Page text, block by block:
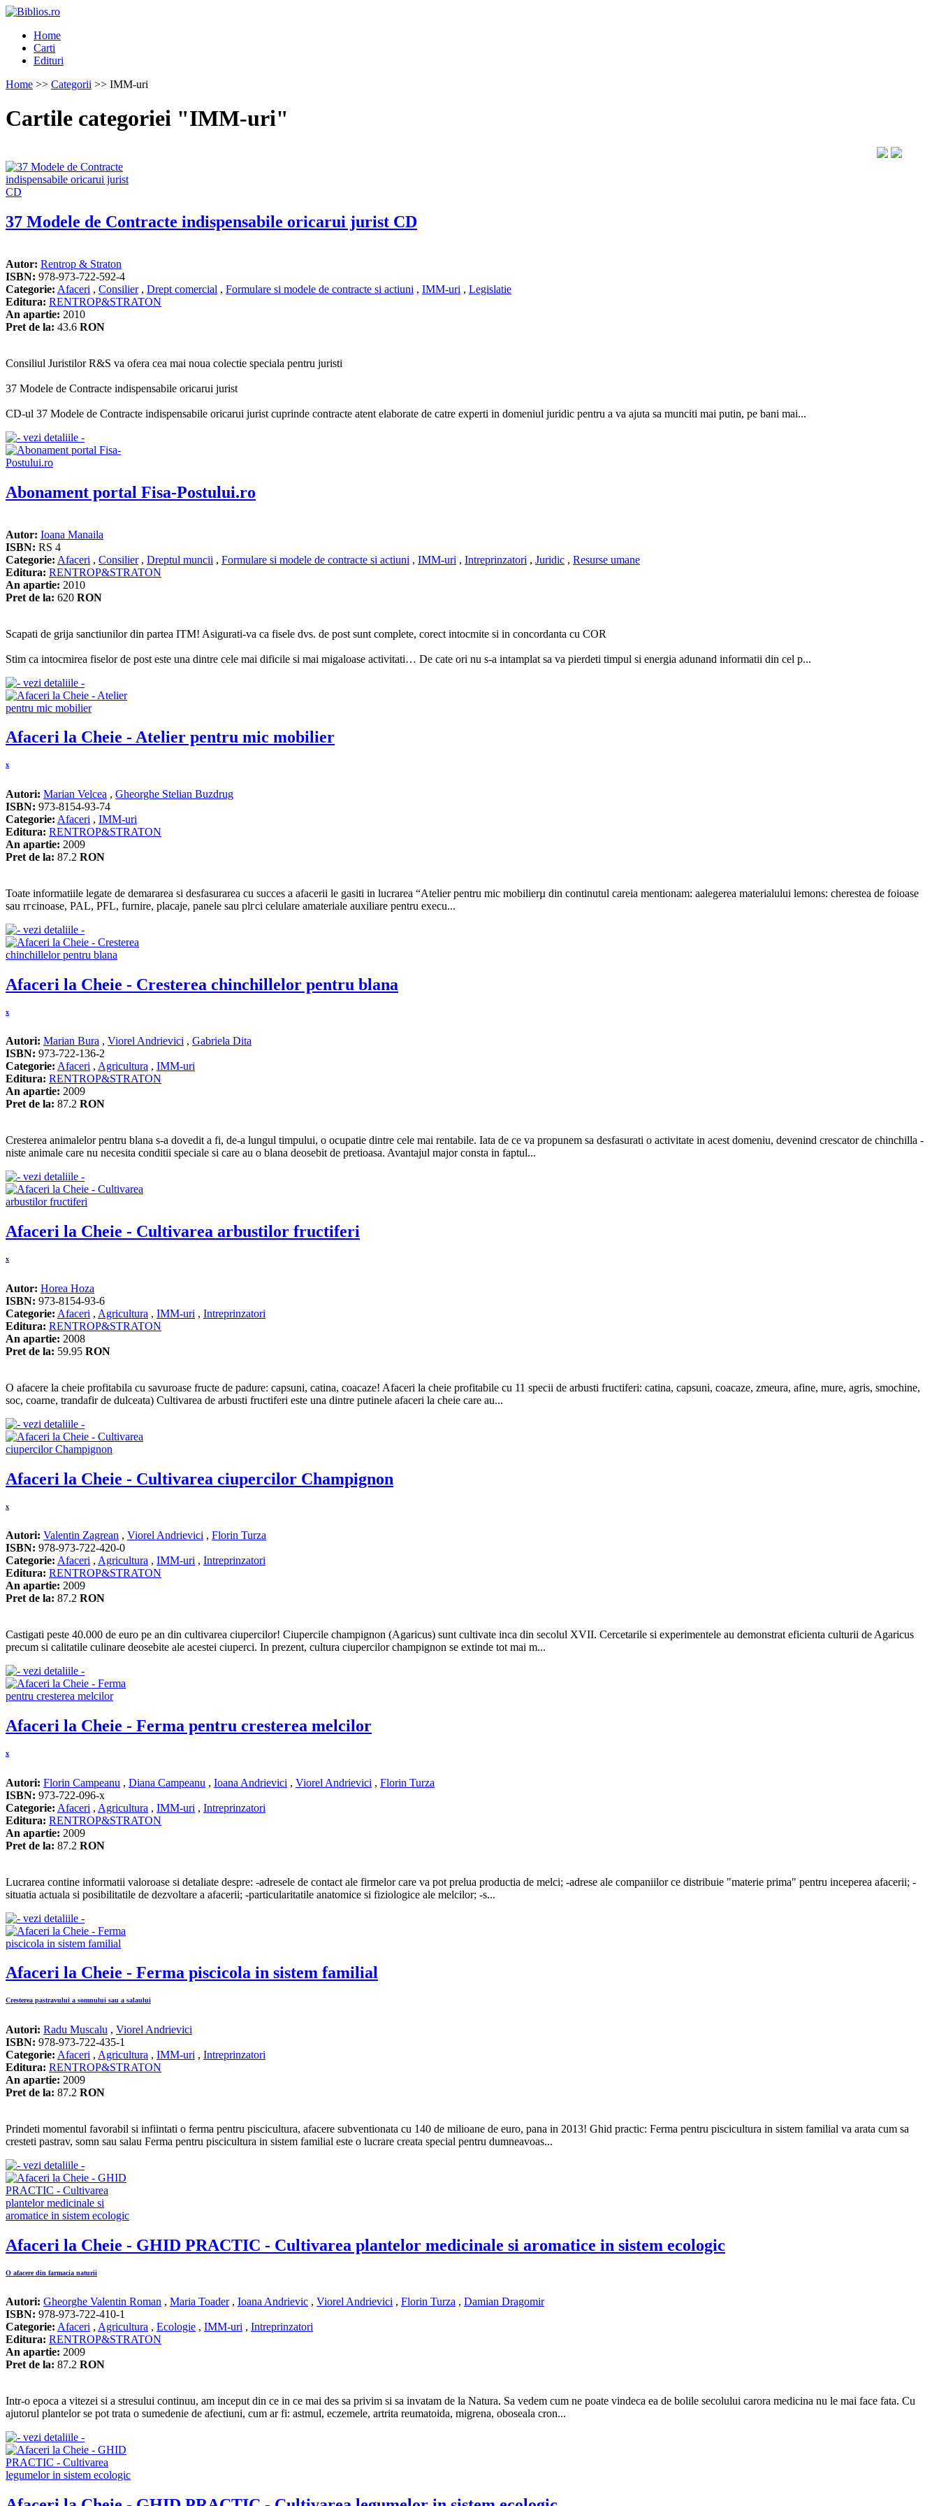
Home
Carti
Edituri
Home >> Categorii >> IMM-uri
Cartile categoriei "IMM-uri"
37 Modele de Contracte indispensabile oricarui jurist CD
Autor: Rentrop & Straton
ISBN: 978-973-722-592-4
Categorie: Afaceri , Consilier, Drept comercial , Formulare si modele de contracte si actiuni , IMM-uri , Legislatie
Editura: RENTROP&STRATON
An apartie: 2010
Pret de la: 43.6 RON
Consiliul Juristilor R&S va ofera cea mai noua colectie speciala pentru juristi
37 Modele de Contracte indispensabile oricarui jurist
CD-ul 37 Modele de Contracte indispensabile oricarui jurist cuprinde contracte atent elaborate de catre experti in domeniul juridic pentru a va ajuta sa munciti mai putin, pe bani mai...
Abonament portal Fisa-Postului.ro
Autor: Ioana Manaila
ISBN: RS 4
Categorie: Afaceri , Consilier, Dreptul muncii , Formulare si modele de contracte si actiuni , IMM-uri , Intreprinzatori , Juridic , Resurse umane
Editura: RENTROP&STRATON
An apartie: 2010
Pret de la: 620 RON
Scapati de grija sanctiunilor din partea ITM! Asigurati-va ca fisele dvs. de post sunt complete, corect intocmite si in concordanta cu COR
Stim ca intocmirea fiselor de post este una dintre cele mai dificile si mai migaloase activitati… De cate ori nu s-a intamplat sa va pierdeti timpul si energia adunand informatii din cel p...
Afaceri la Cheie - Atelier pentru mic mobilier
x
Autori: Marian Velcea , Gheorghe Stelian Buzdrug
ISBN: 973-8154-93-74
Categorie: Afaceri , IMM-uri
Editura: RENTROP&STRATON
An apartie: 2009
Pret de la: 87.2 RON
Toate informatiile legate de demararea si desfasurarea cu succes a afacerii le gasiti in lucrarea “Atelier pentru mic mobilierµ din continutul careia mentionam: aalegerea materialului lemons: cherestea de foioase
sau rгєinoase, PAL, PFL, furnire, placaje, panele sau plгci celulare amateriale auxiliare pentru execu...
Afaceri la Cheie - Cresterea chinchillelor pentru blana
x
Autori: Marian Bura , Viorel Andrievici , Gabriela Dita
ISBN: 973-722-136-2
Categorie: Afaceri , Agricultura , IMM-uri
Editura: RENTROP&STRATON
An apartie: 2009
Pret de la: 87.2 RON
Cresterea animalelor pentru blana s-a dovedit a fi, de-a lungul timpului, o ocupatie dintre cele mai rentabile. Iata de ce va propunem sa desfasurati o activitate in acest domeniu, devenind crescator de chinchilla -
niste animale care nu necesita conditii speciale si care au o blana deosebit de pretioasa. Avantajul major consta in faptul...
Afaceri la Cheie - Cultivarea arbustilor fructiferi
x
Autor: Horea Hoza
ISBN: 973-8154-93-6
Categorie: Afaceri , Agricultura , IMM-uri , Intreprinzatori
Editura: RENTROP&STRATON
An apartie: 2008
Pret de la: 59.95 RON
O afacere la cheie profitabila cu savuroase fructe de padure: capsuni, catina, coacaze! Afaceri la cheie profitabile cu 11 specii de arbusti fructiferi: catina, capsuni, coacaze, zmeura, afine, mure, agris, smochine,
soc, coarne, trandafir de dulceata) Cultivarea de arbusti fructiferi este una dintre putinele afaceri la cheie care au...
Afaceri la Cheie - Cultivarea ciupercilor Champignon
x
Autori: Valentin Zagrean , Viorel Andrievici , Florin Turza
ISBN: 978-973-722-420-0
Categorie: Afaceri , Agricultura , IMM-uri , Intreprinzatori
Editura: RENTROP&STRATON
An apartie: 2009
Pret de la: 87.2 RON
Castigati peste 40.000 de euro pe an din cultivarea ciupercilor! Ciupercile champignon (Agaricus) sunt cultivate inca din secolul XVII. Cercetarile si experimentele au demonstrat eficienta culturii de Agaricus
precum si calitatile culinare deosebite ale acestei ciuperci. In prezent, cultura ciupercilor champignon se extinde tot mai m...
Afaceri la Cheie - Ferma pentru cresterea melcilor
x
Autori: Florin Campeanu , Diana Campeanu , Ioana Andrievici , Viorel Andrievici , Florin Turza
ISBN: 973-722-096-x
Categorie: Afaceri , Agricultura , IMM-uri , Intreprinzatori
Editura: RENTROP&STRATON
An apartie: 2009
Pret de la: 87.2 RON
Lucrarea contine informatii valoroase si detaliate despre: -adresele de contact ale firmelor care va pot prelua productia de melci; -adrese ale companiilor ce distribuie "materie prima" pentru inceperea afacerii; -
situatia actuala si posibilitatile de dezvoltare a afacerii; -particularitatile anatomice si fiziologice ale melcilor; -s...
Afaceri la Cheie - Ferma piscicola in sistem familial
Cresterea pastravului a somnului sau a salaului
Autori: Radu Muscalu , Viorel Andrievici
ISBN: 978-973-722-435-1
Categorie: Afaceri , Agricultura , IMM-uri , Intreprinzatori
Editura: RENTROP&STRATON
An apartie: 2009
Pret de la: 87.2 RON
Prindeti momentul favorabil si infiintati o ferma pentru piscicultura, afacere subventionata cu 140 de milioane de euro, pana in 2013! Ghid practic: Ferma pentru piscicultura in sistem familial va arata cum sa
cresteti pastrav, somn sau salau Ferma pentru piscicultura in sistem familial este o lucrare creata special pentru dumneavoas...
Afaceri la Cheie - GHID PRACTIC - Cultivarea plantelor medicinale si aromatice in sistem ecologic
O afacere din farmacia naturii
Autori: Gheorghe Valentin Roman , Maria Toader, Ioana Andrievic , Viorel Andrievici , Florin Turza , Damian Dragomir
ISBN: 978-973-722-410-1
Categorie: Afaceri , Agricultura , Ecologie , IMM-uri , Intreprinzatori
Editura: RENTROP&STRATON
An apartie: 2009
Pret de la: 87.2 RON
Intr-o epoca a vitezei si a stresului continuu, am inceput din ce in ce mai des sa privim si sa invatam de la Natura. Sa vedem cum ne poate vindeca ea de bolile secolului carora medicina nu le mai face fata. Cu
ajutorul plantelor se pot trata o sumedenie de afectiuni, cum ar fi: astmul, eczemele, artrita reumatoida, migrena, oboseala cron...